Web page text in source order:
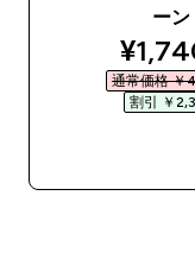
ーン
通常価格
割引 ￥